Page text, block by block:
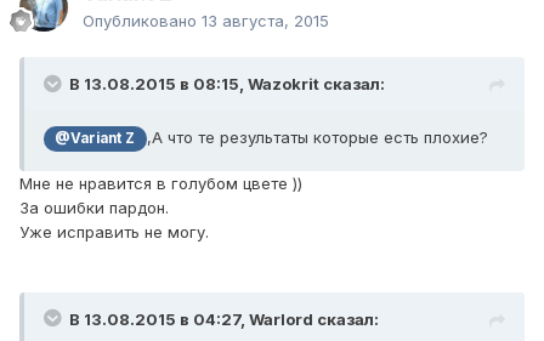
Опубликовано 13 августа, 2015
В 13.08.2015 в 08:15, Wazokrit сказал:
@Variant Z ,А что те результаты которые есть плохие?
Мне не нравится в голубом цвете ))
За ошибки пардон.
Уже исправить не могу.
В 13.08.2015 в 04:27, Warlord сказал: